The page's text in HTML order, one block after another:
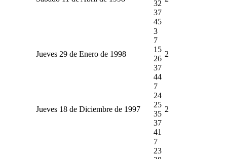
32
37
45
Jueves 29 de Enero de 1998
3
7
15
26
37
44
2
Jueves 18 de Diciembre de 1997
7
24
25
35
37
41
2
7
23